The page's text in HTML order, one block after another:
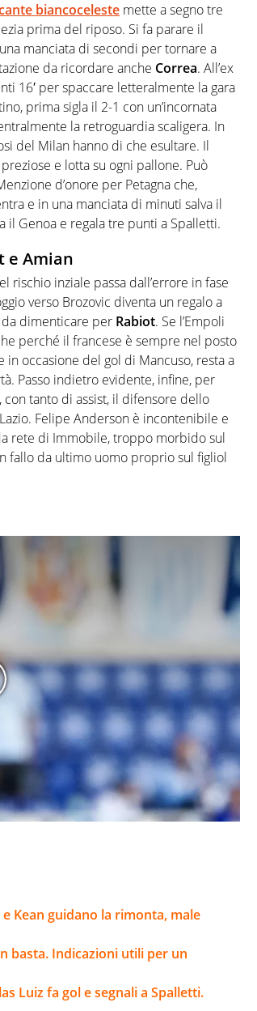
biancoceleste mette a segno tre
prima del riposo. Si fa parare il
manciata di secondi per tornare a
da ricordare anche Correa. All’ex
16′ per spaccare letteralmente la gara
prima sigla il 2-1 con un’incornata
la retroguardia scaligera. In
del Milan hanno di che esultare. Il
e lotta su ogni pallone. Può
d’onore per Petagna che,
e in una manciata di minuti salva il
il Genoa e regala tre punti a Spalletti.
e Amian
rischio inziale passa dall’errore in fase
verso Brozovic diventa un regalo a
da dimenticare per Rabiot. Se l’Empoli
perché il francese è sempre nel posto
in occasione del gol di Mancuso, resta a
Passo indietro evidente, infine, per
tanto di assist, il difensore dello
Felipe Anderson è incontenibile e
rete di Immobile, troppo morbido sul
fallo da ultimo uomo proprio sul figliol
Kean guidano la rimonta, male
basta. Indicazioni utili per un
Luiz fa gol e segnali a Spalletti.